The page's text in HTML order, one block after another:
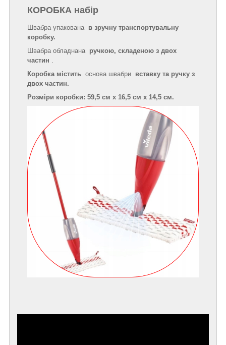
КОРОБКА набір
Швабра упакована в зручну транспортувальну
коробку.
Швабра обладнана ручкою, складеною з двох
частин
Коробка містить основа швабри вставку та ручку з
двох частин.
Розміри коробки: 59,5 см х 16,5 см х 14,5 см.